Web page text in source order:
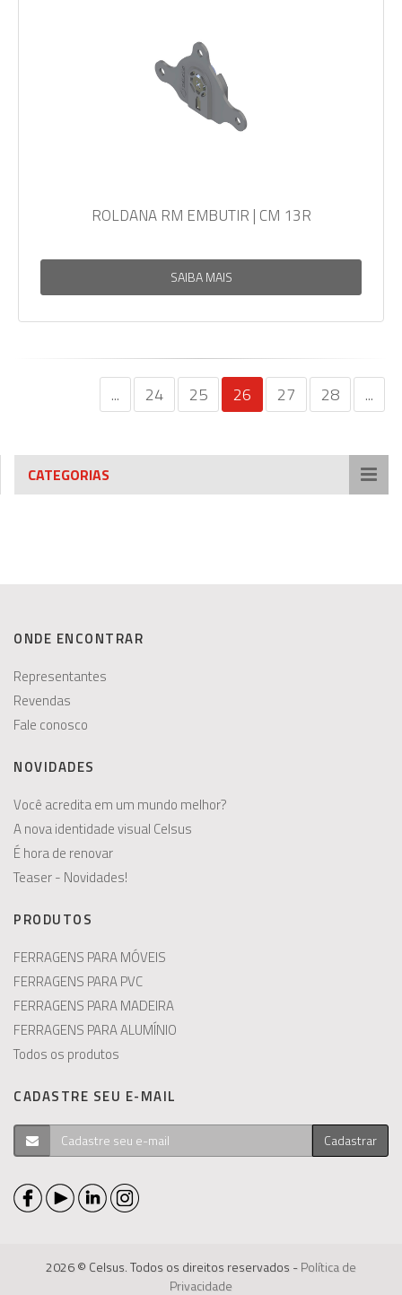
ROLDANA RM EMBUTIR | CM 13R
SAIBA MAIS
... 24 25 26 27 28 ...
CATEGORIAS
ONDE ENCONTRAR
Representantes
Revendas
Fale conosco
NOVIDADES
Você acredita em um mundo melhor?
A nova identidade visual Celsus
É hora de renovar
Teaser - Novidades!
PRODUTOS
FERRAGENS PARA MÓVEIS
FERRAGENS PARA PVC
FERRAGENS PARA MADEIRA
FERRAGENS PARA ALUMÍNIO
Todos os produtos
CADASTRE SEU E-MAIL
Cadastrar
2026 © Celsus. Todos os direitos reservados -Política de
Privacidade